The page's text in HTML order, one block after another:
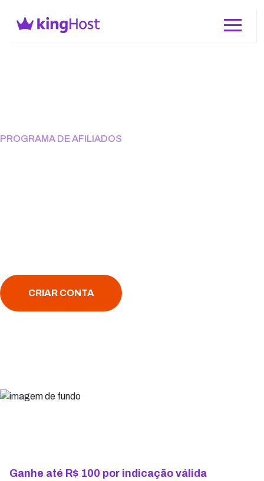
PROGRAMA DE AFILIADOS
CRIAR CONTA
Ganhe até R$ 100 por indicação válida